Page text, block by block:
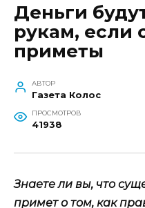
Деньги
рукам, если
приметы
АВТОР
Газета Колос
ПРОСМОТРОВ
41938
Знаете ли вы, что
примет о том, как